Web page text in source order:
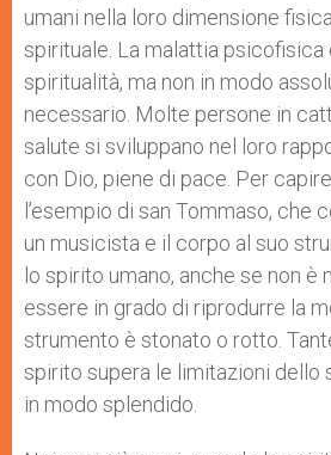
umani nella loro dimensione
spirituale. La malattia psicofisica
spiritualità, ma non in modo
necessario. Molte persone in
salute si sviluppano nel loro
con Dio, piene di pace. Per
l’esempio di san Tommaso, che
un musicista e il corpo al suo
lo spirito umano, anche se non è
essere in grado di riprodurre la
strumento è stonato o rotto.
spirito supera le limitazioni dello
in modo splendido.